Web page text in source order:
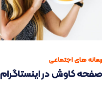
رسانه های اجتماعی
صفحه کاوش در اینستاگرام